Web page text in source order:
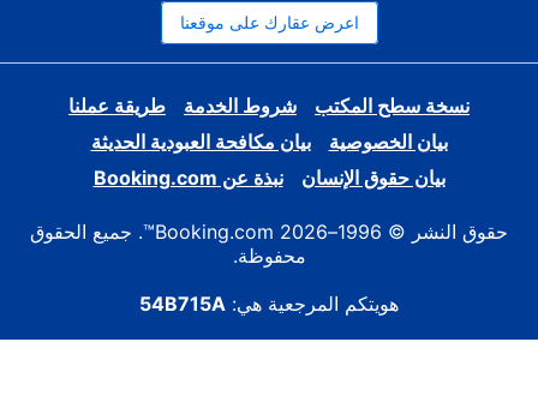
اعرض عقارك على موقعنا
نسخة سطح المكتب شروط الخدمة
طريقة عملنا
بيان الخصوصية
بيان مكافحة العبودية الحديثة
بيان حقوق الإنسان
نبذة عن Booking.com
حقوق النشر © 1996–2026 Booking.com™. جميع الحقوق
محفوظة.
هويتكم المرجعية هي: 54B715A